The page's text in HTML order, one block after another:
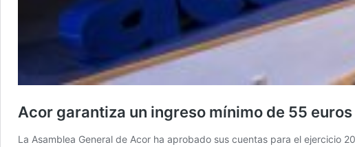
Acor garantiza un ingreso mínimo de 55
La Asamblea General de Acor ha aprobado sus cuentas para el ejercicio